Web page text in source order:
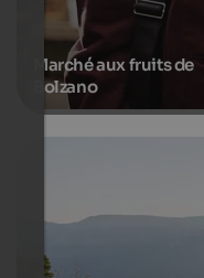
Marché aux fruits de
Bolzano